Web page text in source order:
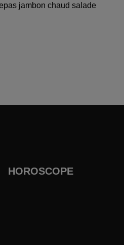
jambon chaud salade
HOROSCOPE